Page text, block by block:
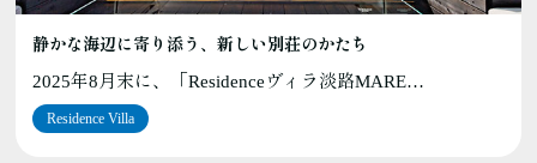
静かな海辺に寄り添う、新しい別荘のかたち
2025年8月末に、「Residenceヴィラ淡路MARE…
Residence Villa